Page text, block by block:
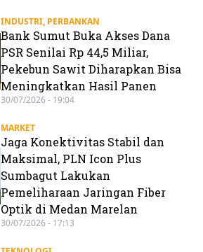
INDUSTRI, PERBANKAN
Bank Sumut Buka Akses Dana
PSR Senilai Rp 44,5 Miliar,
Pekebun Sawit Diharapkan Bisa
Meningkatkan Hasil Panen
30/07/2026 - 19:04
MARKET
Jaga Konektivitas Stabil dan
Maksimal, PLN Icon Plus
Sumbagut Lakukan
Pemeliharaan Jaringan Fiber
Optik di Medan Marelan
30/07/2026 - 17:13